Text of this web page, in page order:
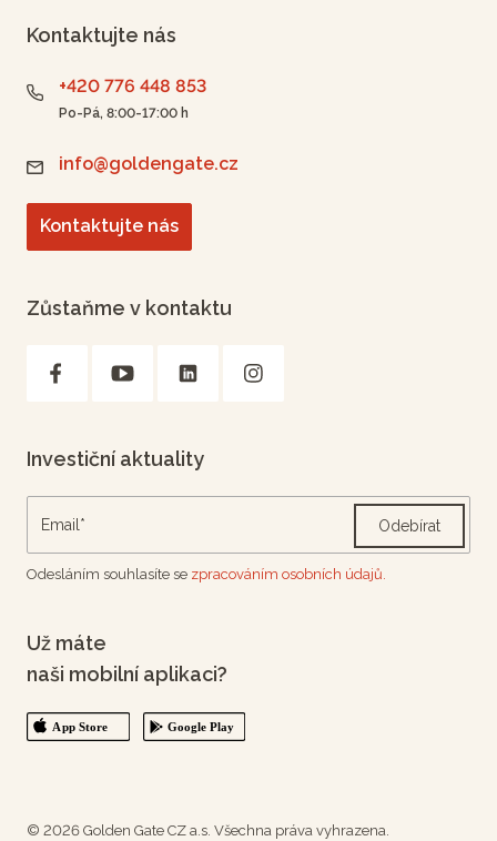
Kontaktujte nás
+420 776 448 853
Po-Pá, 8:00-17:00 h
info@goldengate.cz
Kontaktujte nás
Zůstaňme v kontaktu
Investiční aktuality
Odebírat
Odesláním souhlasíte se zpracováním osobních údajů.
Už máte
naši mobilní aplikaci?
© 2026 Golden Gate CZ a.s. Všechna práva vyhrazena.